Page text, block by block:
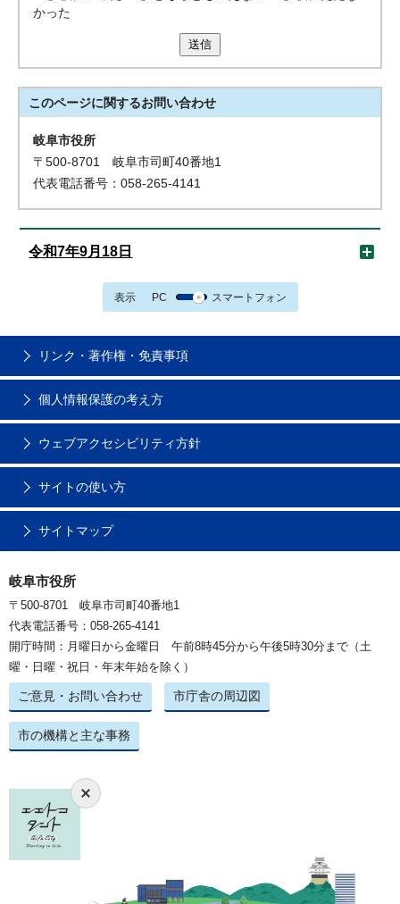
かった
送信
このページに関するお問い合わせ
岐阜市役所
〒500-8701 岐阜市司町40番地1
代表電話番号：058-265-4141
令和7年9月18日
表示 PC スマートフォン
リンク・著作権・免責事項
個人情報保護の考え方
ウェブアクセシビリティ方針
サイトの使い方
サイトマップ
岐阜市役所
〒500-8701 岐阜市司町40番地1
代表電話番号：058-265-4141
開庁時間：月曜日から金曜日 午前8時45分から午後5時30分まで（土
曜・日曜・祝日・年末年始を除く）
ご意見・お問い合わせ 市庁舎の周辺図
市の機構と主な事務